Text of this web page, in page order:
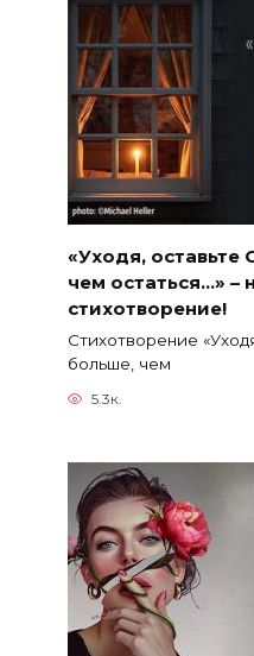
«Уходя, оставьте
чем остаться…» –
стихотворение!
Стихотворение
больше, чем
5.3к.